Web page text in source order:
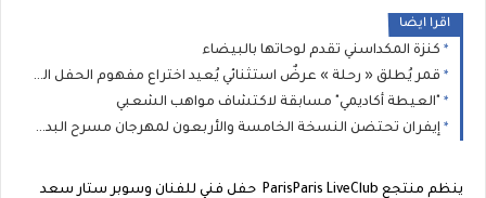
اقرا ايضا
كنزة المكداسني تقدم لوحاتها بالبيضاء
قمر يُطلق « رحلة » عرضٌ استثنائي يُعيد اختراع مفهوم الحفل الموسيقي
"العيطة أكاديمي" مسابقة لاكتشاف مواهب الشعبي
إيفران تحتضن النسخة الخامسة والأربعون لمهرجان مسرح البدوي تحت شعار: “الفن في خدمة التنمية”
ينظم منتجع ParisParis LiveClub حفل فني للفنان وسوبر ستار سعد